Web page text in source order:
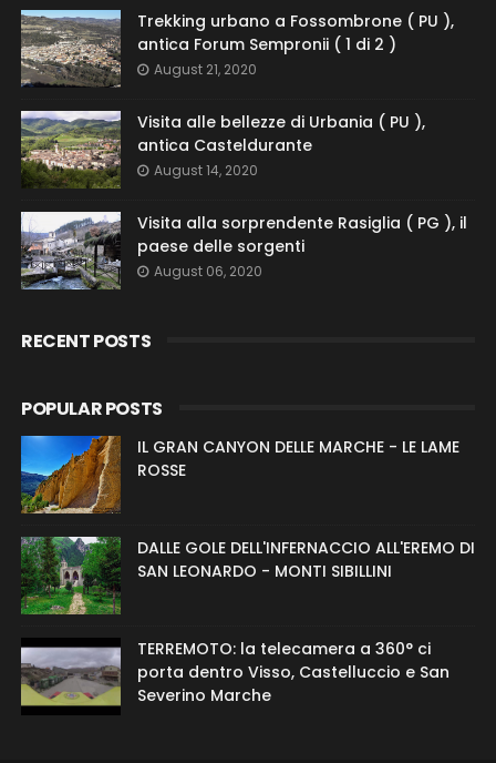
Trekking urbano a Fossombrone ( PU ),
antica Forum Sempronii ( 1 di 2 )
August 21, 2020
Visita alle bellezze di Urbania ( PU ),
antica Casteldurante
August 14, 2020
Visita alla sorprendente Rasiglia ( PG ), il
paese delle sorgenti
August 06, 2020
RECENT POSTS
POPULAR POSTS
IL GRAN CANYON DELLE MARCHE - LE LAME
ROSSE
DALLE GOLE DELL'INFERNACCIO ALL'EREMO DI
SAN LEONARDO - MONTI SIBILLINI
TERREMOTO: la telecamera a 360° ci
porta dentro Visso, Castelluccio e San
Severino Marche